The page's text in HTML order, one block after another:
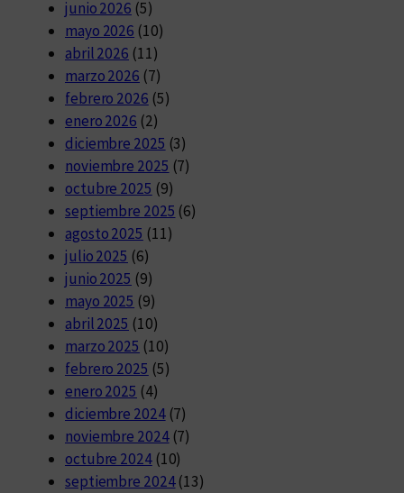
junio 2026 (5)
mayo 2026 (10)
abril 2026 (11)
marzo 2026 (7)
febrero 2026 (5)
enero 2026 (2)
diciembre 2025 (3)
noviembre 2025 (7)
octubre 2025 (9)
septiembre 2025 (6)
agosto 2025 (11)
julio 2025 (6)
junio 2025 (9)
mayo 2025 (9)
abril 2025 (10)
marzo 2025 (10)
febrero 2025 (5)
enero 2025 (4)
diciembre 2024(7)
noviembre 2024(7)
octubre 2024(10)
septiembre 2024(13)